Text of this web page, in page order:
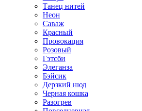
Танец нитей
Неон
Саваж
Красный
Провокация
Розовый
Гэтсби
Элеганза
Бэйсик
Дерзкий нюд
Черная кошка
Разогрев